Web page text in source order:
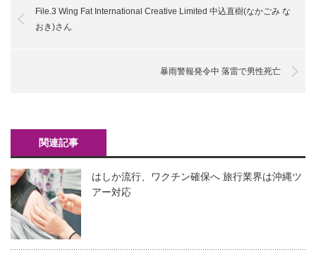
File.3 Wing Fat International Creative Limited 中込直樹(なかごみ な
おき)さん
暴雨警報発令中 落雷で男性死亡
関連記事
はしか流行、ワクチン確保へ 旅行業界は沖縄ツ
アー対応